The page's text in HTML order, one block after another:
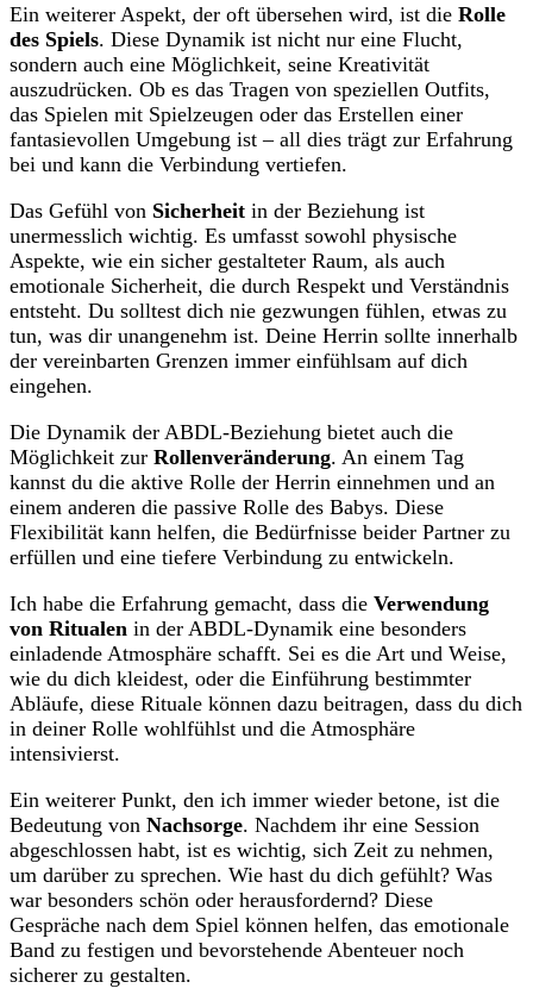
Ein weiterer Aspekt, der oft übersehen wird, ist die Rolle
des Spiels. Diese Dynamik ist nicht nur eine Flucht,
sondern auch eine Möglichkeit, seine Kreativität
auszudrücken. Ob es das Tragen von speziellen Outfits,
das Spielen mit Spielzeugen oder das Erstellen einer
fantasievollen Umgebung ist – all dies trägt zur Erfahrung
bei und kann die Verbindung vertiefen.
Das Gefühl von Sicherheit in der Beziehung ist
unermesslich wichtig. Es umfasst sowohl physische
Aspekte, wie ein sicher gestalteter Raum, als auch
emotionale Sicherheit, die durch Respekt und Verständnis
entsteht. Du solltest dich nie gezwungen fühlen, etwas zu
tun, was dir unangenehm ist. Deine Herrin sollte innerhalb
der vereinbarten Grenzen immer einfühlsam auf dich
eingehen.
Die Dynamik der ABDL-Beziehung bietet auch die
Möglichkeit zur Rollenveränderung. An einem Tag
kannst du die aktive Rolle der Herrin einnehmen und an
einem anderen die passive Rolle des Babys. Diese
Flexibilität kann helfen, die Bedürfnisse beider Partner zu
erfüllen und eine tiefere Verbindung zu entwickeln.
Ich habe die Erfahrung gemacht, dass die Verwendung
von Ritualen in der ABDL-Dynamik eine besonders
einladende Atmosphäre schafft. Sei es die Art und Weise,
wie du dich kleidest, oder die Einführung bestimmter
Abläufe, diese Rituale können dazu beitragen, dass du dich
in deiner Rolle wohlfühlst und die Atmosphäre
intensivierst.
Ein weiterer Punkt, den ich immer wieder betone, ist die
Bedeutung von Nachsorge. Nachdem ihr eine Session
abgeschlossen habt, ist es wichtig, sich Zeit zu nehmen,
um darüber zu sprechen. Wie hast du dich gefühlt? Was
war besonders schön oder herausfordernd? Diese
Gespräche nach dem Spiel können helfen, das emotionale
Band zu festigen und bevorstehende Abenteuer noch
sicherer zu gestalten.